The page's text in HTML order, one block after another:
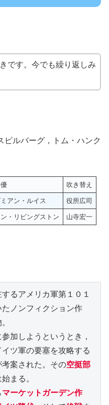
です。今でも繰り返しみ
ピルバーグ，トム・ハンク
吹き替え
アン・ルイス 役所広司
ン・リビングストン 山寺宏一
るアメリカ軍第１０１
ノンフィクション作
加しようというとき，
ツ軍の要塞を攻略する
案された。その空挺部
マーケットガーデン作